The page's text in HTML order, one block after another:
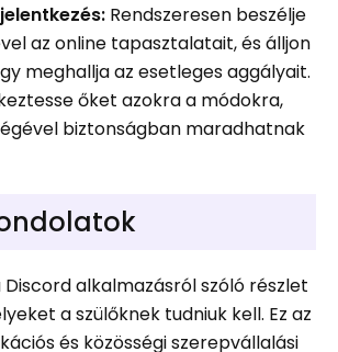
Rendszeresen beszélje
az online tapasztalatait, és álljon
meghallja az esetleges aggályait.
őket azokra a módokra,
biztonságban maradhatnak
alkalmazásról szóló részlet
a szülőknek tudniuk kell. Ez az
és közösségi szerepvállalási